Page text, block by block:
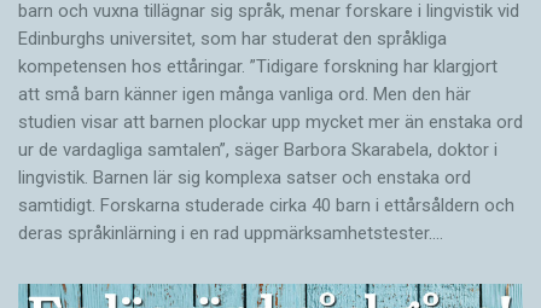
barn och vuxna tillägnar sig språk, menar forskare i lingvistik vid
Edinburghs universitet, som har studerat den språkliga
kompetensen hos ettåringar. ”Tidigare forskning har klargjort
att små barn känner igen många vanliga ord. Men den här
studien visar att barnen plockar upp mycket mer än enstaka ord
ur de vardagliga samtalen”, säger Barbora Skarabela, doktor i
lingvistik. Barnen lär sig komplexa satser och enstaka ord
samtidigt. Forskarna studerade cirka 40 barn i ettårsåldern och
deras språkinlärning i en rad uppmärksamhetstester.…